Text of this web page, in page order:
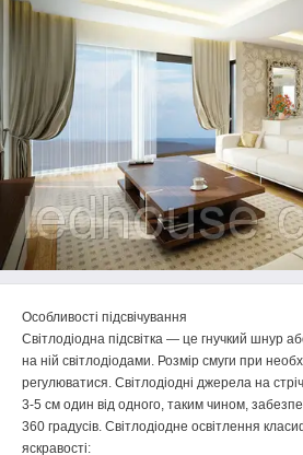
Особливості підсвічування
Світлодіодна підсвітка — це гнучкий шнур
на ній світлодіодами. Розмір смуги при
регулюватися. Світлодіодні джерела на
3-5 см один від одного, таким чином,
360 градусів. Світлодіодне освітлення
яскравості: